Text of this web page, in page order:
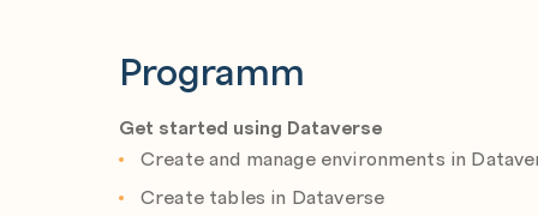
Der/die funktionale Berater*in fördert die
Organisation.
Der/die Functional Consultant*in kann
Stakeholder einbeziehen, Anforderungen
abbilden.
Er/sie implementiert Komponenten einer
Programm
Get started using Dataverse
Create and manage environments in
Create tables in Dataverse